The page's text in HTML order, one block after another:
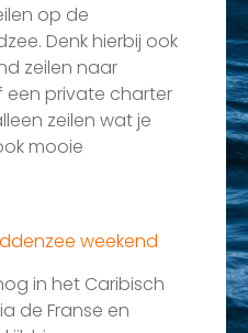
op de
Denk hierbij ook
zeilen naar
een private charter
zeilen wat je
mooie
weekend
in het Caribisch
de Franse en